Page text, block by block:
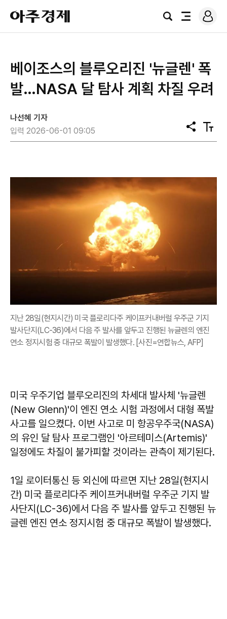
아
주
경
검
전
로
그
베이조스의 블루오리진 '뉴글렌' 폭
발…NASA 달 탐사 계획 차질 우려
나선혜 기자
입력 2026-06-01 09:05
공
유
텍
스
지난 28일(현지시간) 미국 플로리다주 케이프커내버럴 우주군 기지
발사단지(LC-36)에서 다음 주 발사를 앞두고 진행된 뉴글렌의 엔진
연소 정지시험 중 대규모 폭발이 발생했다. [사진=연합뉴스, AFP]
미국 우주기업 블루오리진의 차세대 발사체 '뉴글렌
(New Glenn)'이 엔진 연소 시험 과정에서 대형 폭발
사고를 일으켰다. 이번 사고로 미 항공우주국(NASA)
의 유인 달 탐사 프로그램인 '아르테미스(Artemis)'
일정에도 차질이 불가피할 것이라는 관측이 제기된다.
1일 로이터통신 등 외신에 따르면 지난 28일(현지시
간) 미국 플로리다주 케이프커내버럴 우주군 기지 발
사단지(LC-36)에서 다음 주 발사를 앞두고 진행된 뉴
글렌 엔진 연소 정지시험 중 대규모 폭발이 발생했다.